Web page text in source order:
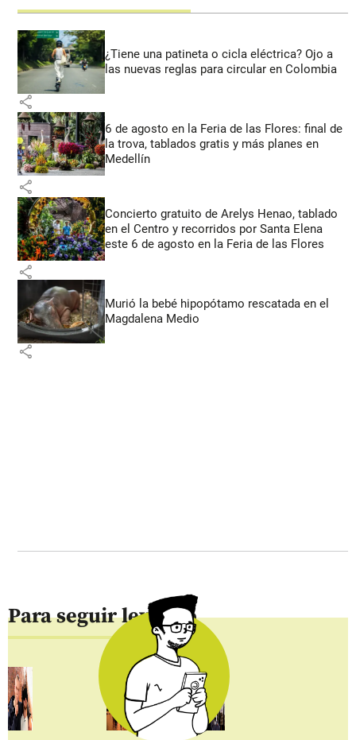
¿Tiene una patineta o cicla eléctrica? Ojo a
las nuevas reglas para circular en Colombia
share
6 de agosto en la Feria de las Flores: final de
la trova, tablados gratis y más planes en
Medellín
share
Concierto gratuito de Arelys Henao, tablado
en el Centro y recorridos por Santa Elena
este 6 de agosto en la Feria de las Flores
share
Murió la bebé hipopótamo rescatada en el
Magdalena Medio
share
Para seguir leyendo